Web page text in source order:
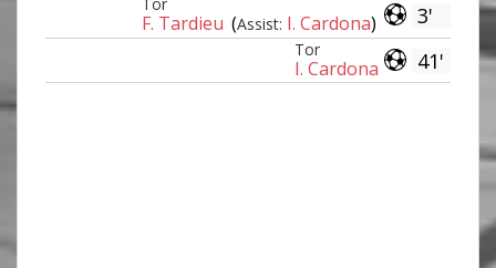
3'
F. Tardieu (Assist: I. Cardona)
41'
Tor
I. Cardona